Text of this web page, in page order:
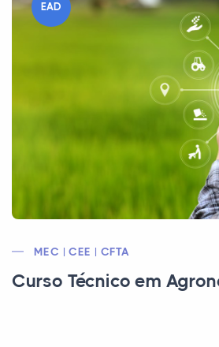
EAD
MEC | CEE | CFTA
Curso Técnico em